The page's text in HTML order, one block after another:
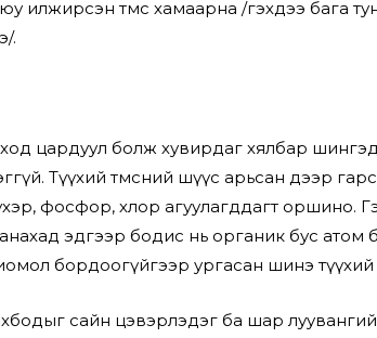
илжирсэн төмс хамаарна /гэхдээ бага
.
цардуул болж хувирдаг хялбар
Түүхий төмсний шүүс арьсан дээр
фосфор, хлор агуулагддагт оршино.
эдгээр бодис нь органик бус атом
бордоогүйгээр ургасан шинэ түүхий
сайн цэвэрлэдэг ба шар луувангийн